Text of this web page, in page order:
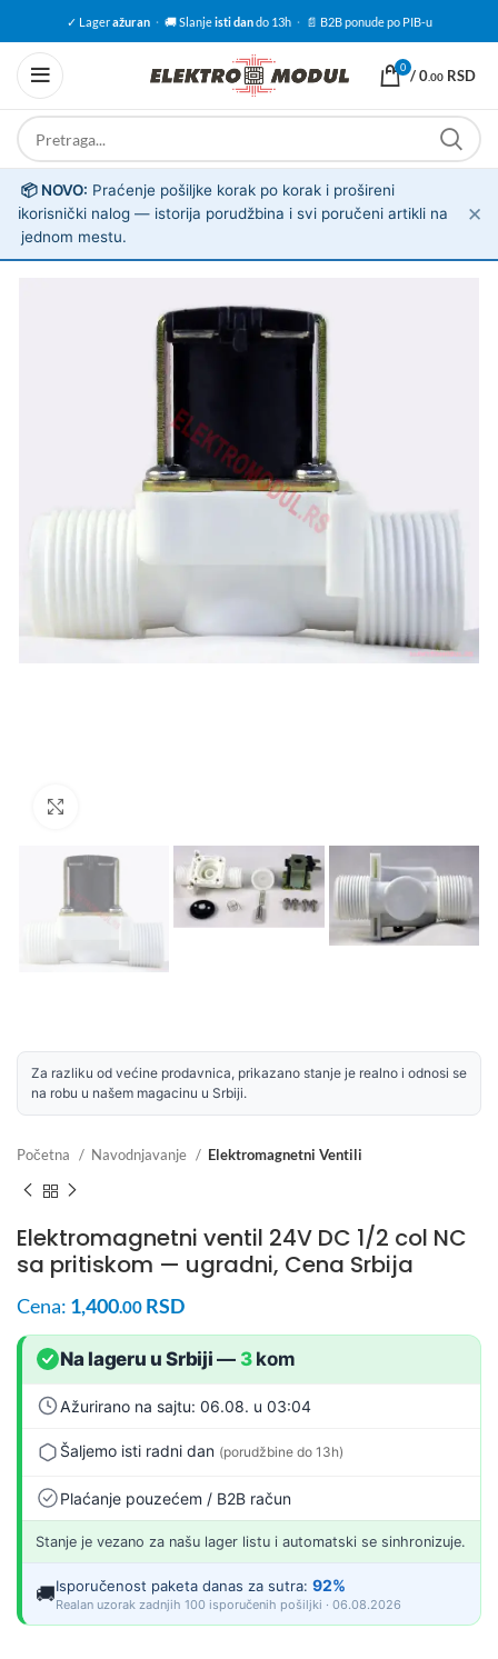
✓ Lageražuran · 🚚 Slanjeisti dando 13h · 📄 B2B ponude po PIB-u
0 /0.00 RSD
ℹ️
📦 NOVO: Praćenje pošiljke korak po korak i prošireni
korisnički nalog — istorija porudžbina i svi poručeni artikli na
jednom mestu.
✕
Za razliku od većine prodavnica, prikazano stanje je realno i odnosi se
na robu u našem magacinu u Srbiji.
Početna Navodnjavanje Elektromagnetni Ventili
Elektromagnetni ventil 24V DC 1/2 col NC
sa pritiskom — ugradni, Cena Srbija
Cena: 1,400.00 RSD
Na lageru u Srbiji — 3kom
Ažurirano na sajtu: 06.08. u 03:04
Šaljemo isti radni dan (porudžbine do 13h)
Plaćanje pouzećem / B2B račun
Stanje je vezano za našu lager listu i automatski se sinhronizuje.
🚚Isporučenost paketa danas za sutra: 92%
Realan uzorak zadnjih 100 isporučenih pošiljki · 06.08.2026